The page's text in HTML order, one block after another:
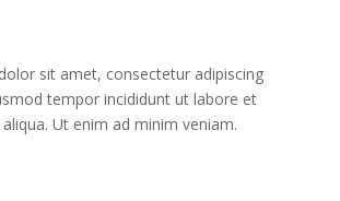
sit amet, consectetur adipiscing
tempor incididunt ut labore et
Ut enim ad minim veniam.